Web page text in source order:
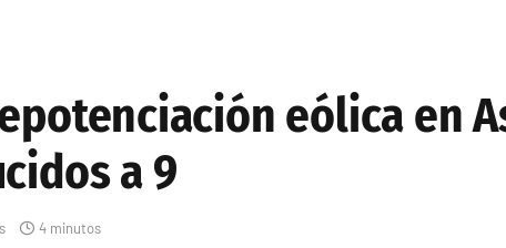
eólica en
a 9
4 minutos